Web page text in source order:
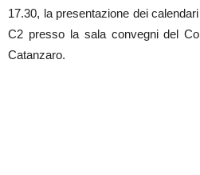
17.30, la presentazione dei
C2 presso la sala convegni del
Catanzaro.